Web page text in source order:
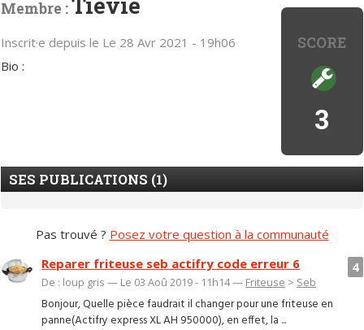
SCORE
3
Membre :
Inscrit·e depuis le Le 28 Avr 2021 - 19h06
Bio :
SES PUBLICATIONS (1)
Pas trouvé ? Posez votre question à la communauté
4
Reparer friteuse seb actifry code erreur 6
De : loup gris — Le 03 Aoû 2019 - 11h14 — Friteuse > Seb
Bonjour, Quelle pièce faudrait il changer pour une friteuse en
panne(Actifry express XL AH 950000), en effet, la ...